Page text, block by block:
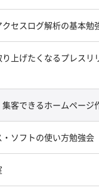
クセスログ解析の基本勉
上げたくなるプレスリ
客できるホームページ
ソフトの使い方勉強会